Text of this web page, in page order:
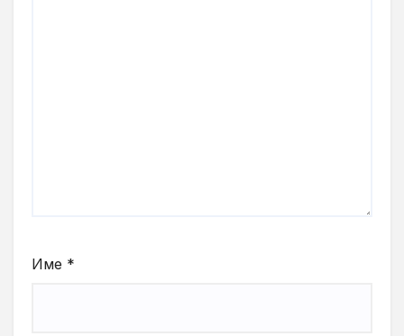
Име *